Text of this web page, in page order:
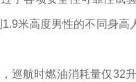
米高度男性的不同身
巡航时燃油消耗量仅32